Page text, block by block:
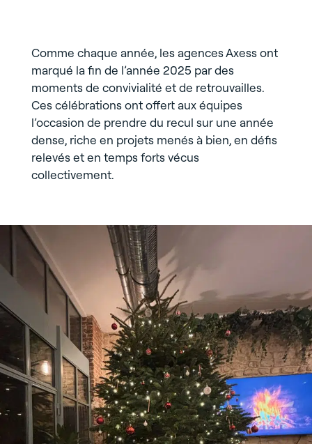
Comme chaque année, les agences Axess ont
marqué la fin de l’année 2025 par des
moments de convivialité et de retrouvailles.
Ces célébrations ont offert aux équipes
l’occasion de prendre du recul sur une année
dense, riche en projets menés à bien, en défis
relevés et en temps forts vécus
collectivement.